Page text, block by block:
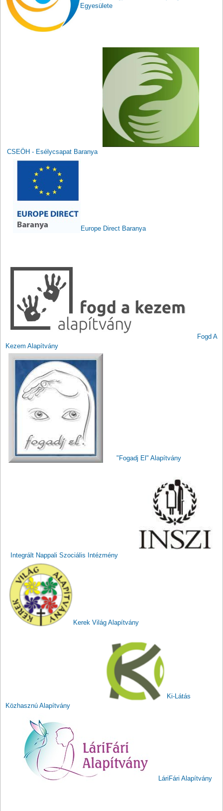
Egyesülete
CSEÖH - Esélycsapat Baranya
Europe Direct Baranya
Fogd A
Kezem Alapítvány
"Fogadj El" Alapítvány
Integrált Nappali Szociális Intézmény
Kerek Világ Alapítvány
Ki-Látás
Közhasznú Alapítvány
LáriFári Alapítvány